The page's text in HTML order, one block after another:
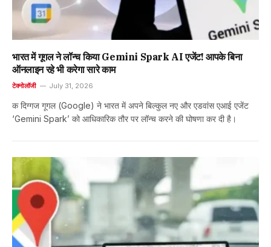
भारत में गूगल ने लॉन्च किया Gemini Spark AI एजेंट! आपके बिना
ऑनलाइन रहे भी करेगा सारे काम
टेक्नोलॉजी July 31, 2026
क दिग्गज गूगल (Google) ने भारत में अपने बिल्कुल नए और एडवांस एआई एजेंट
‘Gemini Spark’ को आधिकारिक तौर पर लॉन्च करने की घोषणा कर दी है।